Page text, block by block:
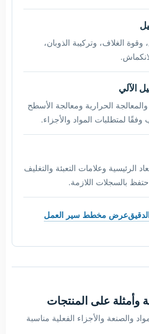
وقوة الغلاف، وتركيبة الذوبان،
الآلي
الحرارية ومعالجة الأسطح
لمتطلبات المواد والأجزاء.
الرئيسية وعلامات التعبئة والتغليف
بالسجلات اللازمة.
عرض مخطط سير العمل
وأمثلة على المنتجات
والصنعة والأجزاء الفعلية مناسبة